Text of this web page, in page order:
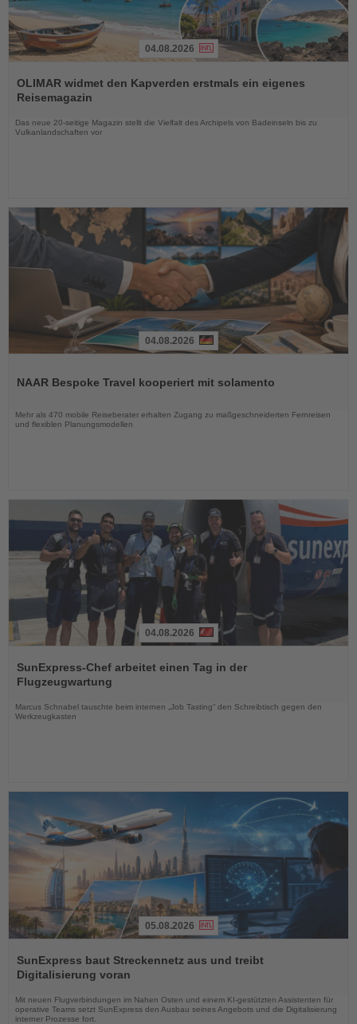
Sie
die
Nachrichten
04.08.2026
OLIMAR widmet den Kapverden erstmals ein eigenes
Reisemagazin
Das neue 20-seitige Magazin stellt die Vielfalt des Archipels von Badeinseln bis zu
Vulkanlandschaften vor
die
04.08.2026
NAAR Bespoke Travel kooperiert mit solamento
Mehr als 470 mobile Reiseberater erhalten Zugang zu maßgeschneiderten Fernreisen
und flexiblen Planungsmodellen
Sie
die
Nachrichten
04.08.2026
SunExpress-Chef arbeitet einen Tag in der
Flugzeugwartung
Marcus Schnabel tauschte beim internen „Job Tasting“ den Schreibtisch gegen den
Werkzeugkasten
Sie
die
Nachrichten
05.08.2026
SunExpress baut Streckennetz aus und treibt
Digitalisierung voran
Mit neuen Flugverbindungen im Nahen Osten und einem KI-gestützten Assistenten für
operative Teams setzt SunExpress den Ausbau seines Angebots und die Digitalisierung
interner Prozesse fort.